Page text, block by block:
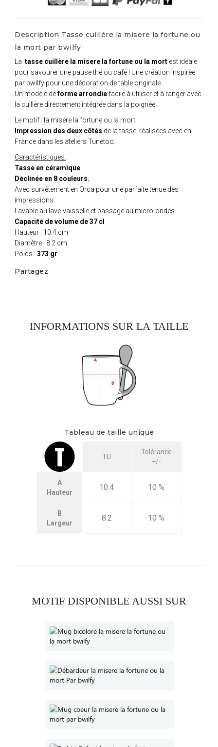
Description Tasse cuillère la misere la fortune ou
la mort par bwilfy
La tasse cuillère la misere la fortune ou la mort est idéale
pour savourer une pause thé ou café ! Une création inspirée
par bwilfy pour une décoration de table originale.
Un modèle deforme arrondiefacile à utiliser et à ranger avec
la cuillère directement intégrée dans la poignée.
Le motif : la misere la fortune ou la mort
Impression des deux côtés de la tasse, réalisées avec en
France dans les ateliers Tunetoo.
Caractéristiques:
Tasse en céramique
Déclinée en 8 couleurs.
Avec survêtement en Orca pour une parfaite tenue des
impressions.
Lavable au lave-vaisselle et passage au micro-ondes.
Capacité de volume de 37 cl
Hauteur : 10.4 cm
Diamètre : 8.2 cm
Poids : 373 gr
Partagez
INFORMATIONS SUR LA TAILLE
Tableau de taille unique
TU
Tolérance
+/-
A
Hauteur
10.4 10 %
B
Largeur
8.2 10 %
MOTIF DISPONIBLE AUSSI SUR